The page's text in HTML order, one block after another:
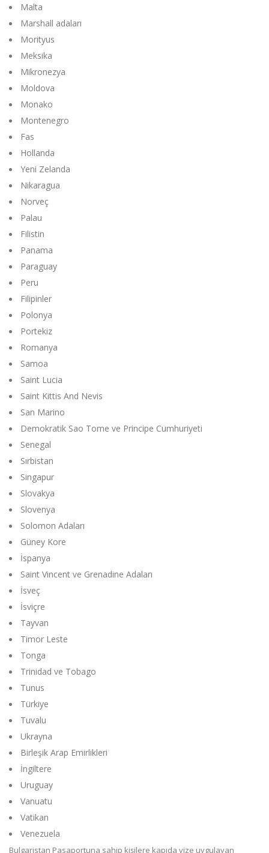
Malta
Marshall adaları
Morityus
Meksika
Mikronezya
Moldova
Monako
Montenegro
Fas
Hollanda
Yeni Zelanda
Nikaragua
Norveç
Palau
Filistin
Panama
Paraguay
Peru
Filipinler
Polonya
Portekiz
Romanya
Samoa
Saint Lucia
Saint Kittis And Nevis
San Marino
Demokratik Sao Tome ve Principe Cumhuriyeti
Senegal
Sırbistan
Singapur
Slovakya
Slovenya
Solomon Adaları
Güney Kore
İspanya
Saint Vincent ve Grenadine Adaları
İsveç
İsviçre
Tayvan
Timor Leste
Tonga
Trinidad ve Tobago
Tunus
Türkiye
Tuvalu
Ukrayna
Birleşik Arap Emirlikleri
İngiltere
Uruguay
Vanuatu
Vatikan
Venezuela
Bulgaristan Pasaportuna sahip kişilere kapıda vize uygulayan